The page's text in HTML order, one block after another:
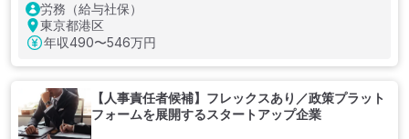
労務（給与社保）
東京都港区
年収490〜546万円
【人事責任者候補】フレックスあり／政策プラット
フォームを展開するスタートアップ企業